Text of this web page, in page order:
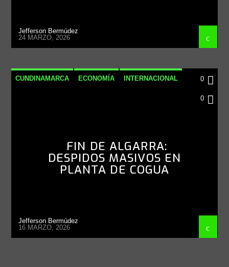
Jefferson Bermúdez
24 MARZO, 2026
CUNDINAMARCA ECONOMÍA INTERNACIONAL 0
0
FIN DE ALGARRA:
DESPIDOS MASIVOS EN
PLANTA DE COGUA
Jefferson Bermúdez
16 MARZO, 2026